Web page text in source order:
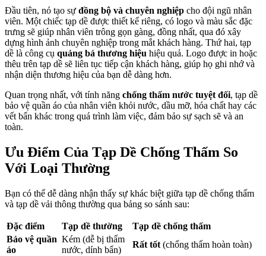
Đầu tiên, nó tạo sự đồng bộ và chuyên nghiệp cho đội ngũ nhân
viên. Một chiếc tạp dề được thiết kế riêng, có logo và màu sắc đặc
trưng sẽ giúp nhân viên trông gọn gàng, đồng nhất, qua đó xây
dựng hình ảnh chuyên nghiệp trong mắt khách hàng. Thứ hai, tạp
dề là công cụ quảng bá thương hiệu hiệu quả. Logo được in hoặc
thêu trên tạp dề sẽ liên tục tiếp cận khách hàng, giúp họ ghi nhớ và
nhận diện thương hiệu của bạn dễ dàng hơn.
Quan trọng nhất, với tính năng chống thấm nước tuyệt đối, tạp dề
bảo vệ quần áo của nhân viên khỏi nước, dầu mỡ, hóa chất hay các
vết bẩn khác trong quá trình làm việc, đảm bảo sự sạch sẽ và an
toàn.
Ưu Điểm Của Tạp Dề Chống Thấm So
Với Loại Thường
Bạn có thể dễ dàng nhận thấy sự khác biệt giữa tạp dề chống thấm
và tạp dề vải thông thường qua bảng so sánh sau:
Đặc điểm Tạp dề thường
Tạp dề chống thấm
Bảo vệ quần
áo
Kém (dễ bị thấm
nước, dính bẩn)
Rất tốt (chống thấm hoàn toàn)